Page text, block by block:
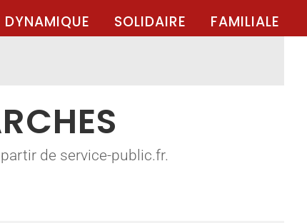
DYNAMIQUE SOLIDAIRE FAMILIALE
de service-public.fr.